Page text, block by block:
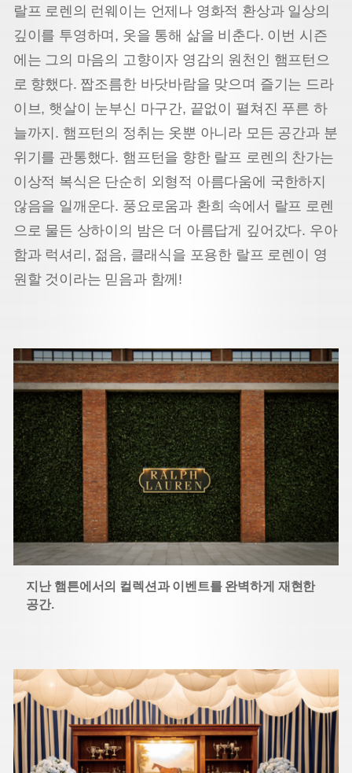
랄프 로렌의 런웨이는 언제나 영화적 환상과 일상의
깊이를 투영하며, 옷을 통해 삶을 비춘다. 이번 시즌
에는 그의 마음의 고향이자 영감의 원천인 햄프턴으
로 향했다. 짭조름한 바닷바람을 맞으며 즐기는 드라
이브, 햇살이 눈부신 마구간, 끝없이 펼쳐진 푸른 하
늘까지. 햄프턴의 정취는 옷뿐 아니라 모든 공간과 분
위기를 관통했다. 햄프턴을 향한 랄프 로렌의 찬가는
이상적 복식은 단순히 외형적 아름다움에 국한하지
않음을 일깨운다. 풍요로움과 환희 속에서 랄프 로렌
으로 물든 상하이의 밤은 더 아름답게 깊어갔다. 우아
함과 럭셔리, 젊음, 클래식을 포용한 랄프 로렌이 영
원할 것이라는 믿음과 함께!
지난 햄튼에서의 컬렉션과 이벤트를 완벽하게 재현한
공간.